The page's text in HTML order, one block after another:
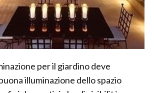
per il giardino deve
illuminazione dello spazio